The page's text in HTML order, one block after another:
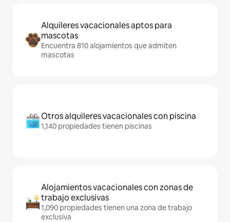
Alquileres vacacionales aptos para
mascotas
Encuentra 810 alojamientos que admiten
mascotas
Otros alquileres vacacionales con piscina
1,140 propiedades tienen piscinas
Alojamientos vacacionales con zonas de
trabajo exclusivas
1,090 propiedades tienen una zona de trabajo
exclusiva